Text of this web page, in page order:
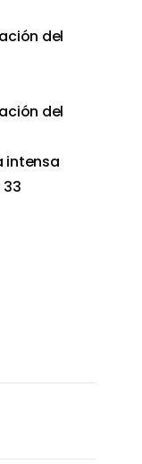
del
del
intensa